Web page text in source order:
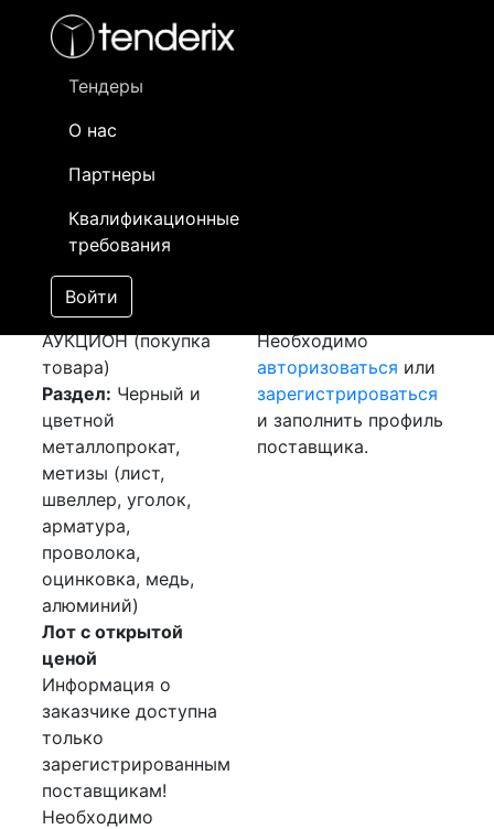
Тендеры
О нас
Партнеры
Квалификационные
требования
Войти
- активный лот
- сохраненный лот (не опубликован)
Закуп: Лист
рифленный
[Завершен]
Победитель выбран
Лот №:5386
АУКЦИОН (покупка
товара)
Раздел: Черный и
цветной
металлопрокат,
метизы (лист,
швеллер, уголок,
арматура,
проволока,
оцинковка, медь,
алюминий)
Лот с открытой
ценой
Информация о
заказчике доступна
только
зарегистрированным
поставщикам!
Необходимо
Необходимо
авторизоваться или
зарегистрироваться
и заполнить профиль
поставщика.